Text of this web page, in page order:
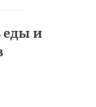
еды и